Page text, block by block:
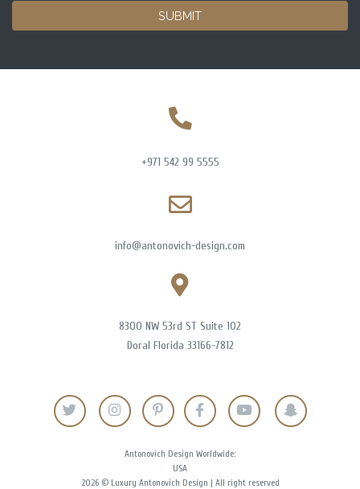
SUBMIT
+971 542 99 5555
info@antonovich-design.com
8300 NW 53rd ST Suite 102
Doral Florida 33166-7812
Antonovich Design Worldwide:
USA
2026 © Luxury Antonovich Design | All right reserved